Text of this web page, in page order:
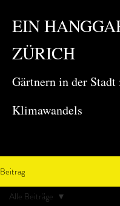
EIN
ZÜRICH
Gärtnern in der Stadt
Klimawandels
Beitrag
Alle Beiträge